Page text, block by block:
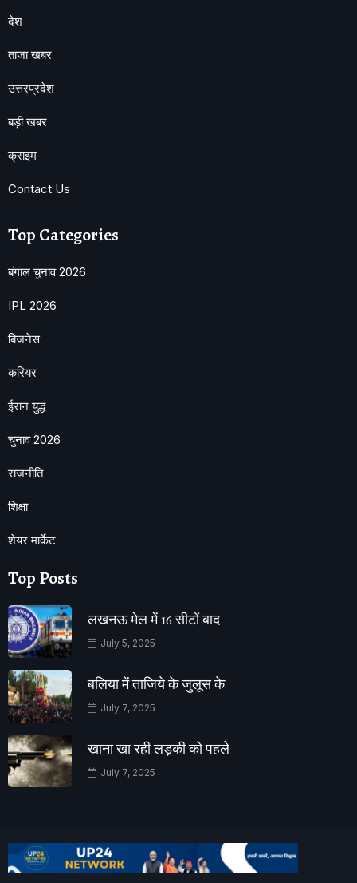
देश
ताजा खबर
उत्तरप्रदेश
बड़ी खबर
क्राइम
Contact Us
Top Categories
बंगाल चुनाव 2026
IPL 2026
बिजनेस
करियर
ईरान युद्ध
चुनाव 2026
राजनीति
शिक्षा
शेयर मार्केट
Top Posts
लखनऊ मेल में 16 सीटों बाद
July 5, 2025
बलिया में ताजिये के जुलूस के
July 7, 2025
खाना खा रही लड़की को पहले
July 7, 2025